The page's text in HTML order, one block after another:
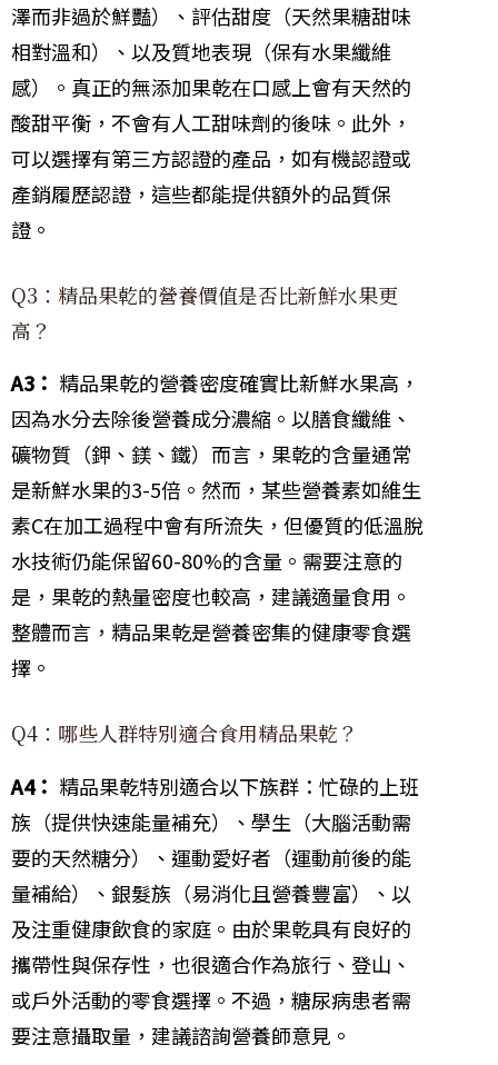
澤而非過於鮮豔）、評估甜度（天然果糖甜味
相對溫和）、以及質地表現（保有水果纖維
感）。真正的無添加果乾在口感上會有天然的
酸甜平衡，不會有人工甜味劑的後味。此外，
可以選擇有第三方認證的產品，如有機認證或
產銷履歷認證，這些都能提供額外的品質保
證。
Q3：精品果乾的營養價值是否比新鮮水果更
高？
A3： 精品果乾的營養密度確實比新鮮水果高，
因為水分去除後營養成分濃縮。以膳食纖維、
礦物質（鉀、鎂、鐵）而言，果乾的含量通常
是新鮮水果的3-5倍。然而，某些營養素如維生
素C在加工過程中會有所流失，但優質的低溫脫
水技術仍能保留60-80%的含量。需要注意的
是，果乾的熱量密度也較高，建議適量食用。
整體而言，精品果乾是營養密集的健康零食選
擇。
Q4：哪些人群特別適合食用精品果乾？
A4： 精品果乾特別適合以下族群：忙碌的上班
族（提供快速能量補充）、學生（大腦活動需
要的天然糖分）、運動愛好者（運動前後的能
量補給）、銀髮族（易消化且營養豐富）、以
及注重健康飲食的家庭。由於果乾具有良好的
攜帶性與保存性，也很適合作為旅行、登山、
或戶外活動的零食選擇。不過，糖尿病患者需
要注意攝取量，建議諮詢營養師意見。